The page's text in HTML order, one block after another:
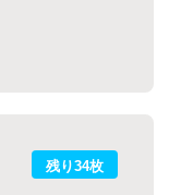
残り34枚